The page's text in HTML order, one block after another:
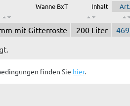
Wanne BxT Inhalt
mit Gitterroste 200 Liter
finden Sie hier.